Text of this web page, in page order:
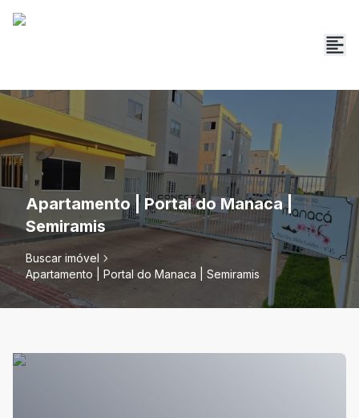
Apartamento | Portal do Manaca |
Semiramis
Buscar imóvel
Apartamento | Portal do Manaca | Semiramis